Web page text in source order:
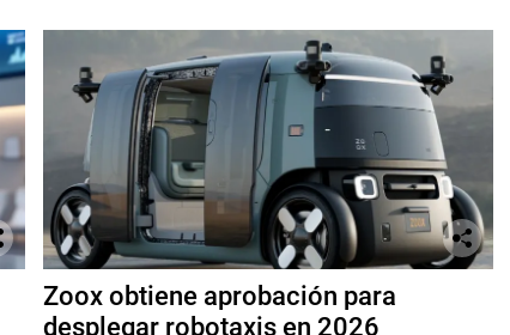
Zoox obtiene aprobación para
desplegar robotaxis en 2026